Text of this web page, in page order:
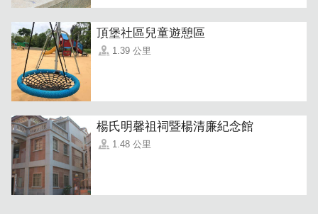
的過程，也在國外看到許多有關華人早期在異鄉篳路藍縷的
紀錄與照片，能夠感同身受。因此想與更多人分享這一段鮮
為人知的歷史故事。
頂堡社區兒童遊憩區
1.39 公里
楊氏明馨祖祠暨楊清廉紀念館
1.48 公里